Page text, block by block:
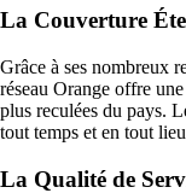
La Couverture
Grâce à ses nombreux
réseau Orange offre
plus reculées du pays.
tout temps et en tout
La Qualité de